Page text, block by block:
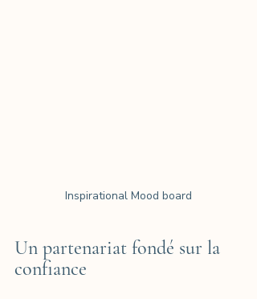
Inspirational Mood board
Un partenariat fondé sur la
confiance